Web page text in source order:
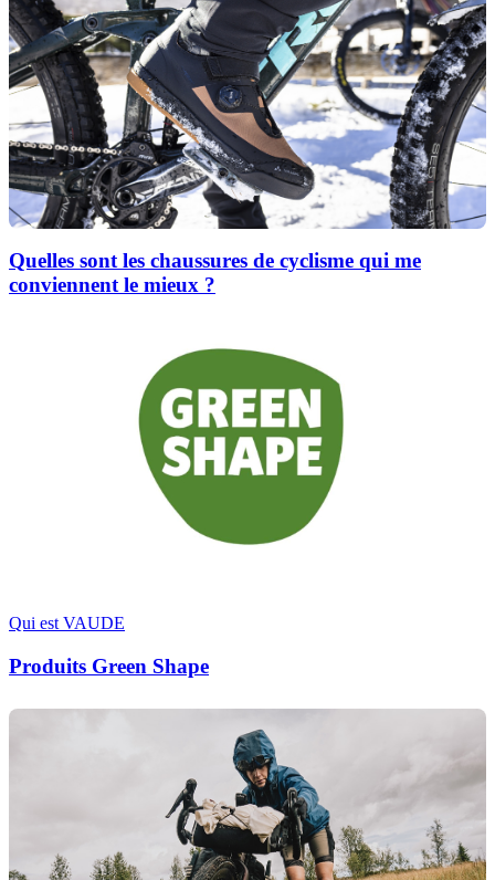
Quelles sont les chaussures de cyclisme qui me
conviennent le mieux ?
Qui est VAUDE
Produits Green Shape